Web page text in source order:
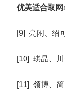
优美适合取网
[9] 亮闲、绍
[10] 琪晶、
[11] 领博、